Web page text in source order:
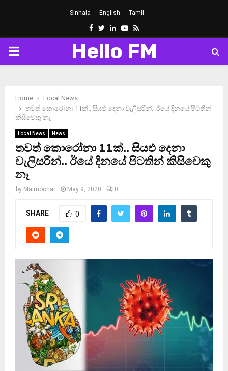
Sinhala English Tamil
Facebook
Twitter
LinkedinYoutube
Rss
PRIMARY
Hello FM
Home
Local News
තවත් කොරෝනා 11ක්.. සියළු දෙනා වැලිසරින්.. ඊයේ දිනයේ පිටතින්
කිසිවෙකු නෑ
Local News News
තවත් කොරෝනා 11ක්.. සියළු දෙනා
වැලිසරින්.. ඊයේ දිනයේ පිටතින් කිසිවෙකු
නෑ
by Maimoonar May 9, 2020 0
SHARE 0